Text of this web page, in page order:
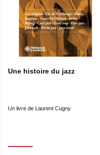
* De la West Coast aux
* Le rêve, quelques
* Mes duos...
* Grand-père à 85 ans...
* Le Village Vangard, 2e
* Retour au Blue Note
* Rééditions
* Lire, les Açores, Saint-
* Comment on devient «
Une histoire du jazz
Un livre de Laurent Cugny